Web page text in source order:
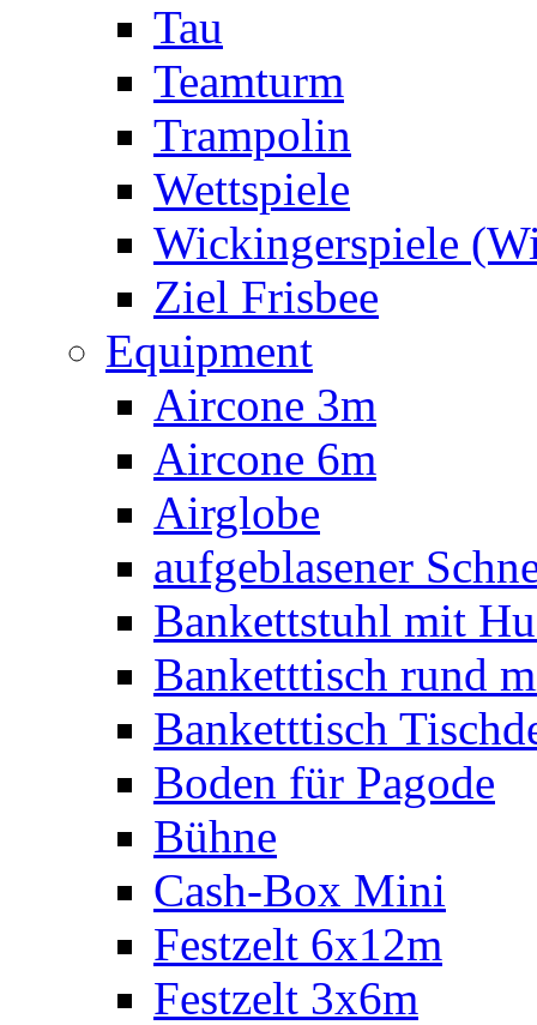
Tau
Teamturm
Trampolin
Wettspiele
Wickingerspiele
Ziel Frisbee
Equipment
Aircone 3m
Aircone 6m
Airglobe
aufgeblasener
Bankettstuhl mit
Banketttisch rund
Banketttisch
Boden für Pagode
Bühne
Cash-Box Mini
Festzelt 6x12m
Festzelt 3x6m